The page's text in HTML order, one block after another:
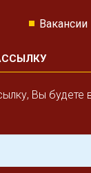
Вакансии
Вы будете